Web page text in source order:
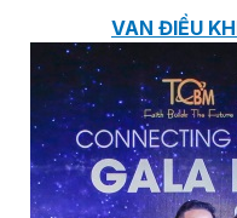
VAN ĐIỀU
VAN NGĂN